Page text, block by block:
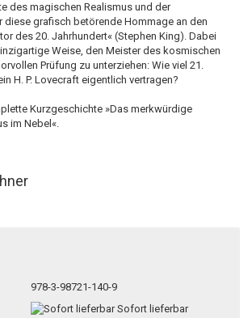
des magischen Realismus und der
diese grafisch betörende Hommage an den
des 20. Jahrhundert« (Stephen King). Dabei
Weise, den Meister des kosmischen
Prüfung zu unterziehen: Wie viel 21.
H. P. Lovecraft eigentlich vertragen?
Kurzgeschichte »Das merkwürdige
im Nebel«.
978-3-98721-140-9
Sofort lieferbar